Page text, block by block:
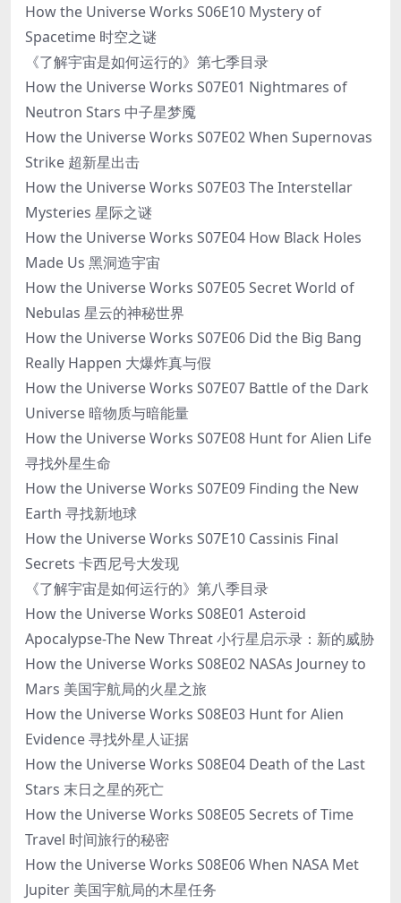
How the Universe Works S06E10 Mystery of
Spacetime 时空之谜
《了解宇宙是如何运行的》第七季目录
How the Universe Works S07E01 Nightmares of
Neutron Stars 中子星梦魇
How the Universe Works S07E02 When Supernovas
Strike 超新星出击
How the Universe Works S07E03 The Interstellar
Mysteries 星际之谜
How the Universe Works S07E04 How Black Holes
Made Us 黑洞造宇宙
How the Universe Works S07E05 Secret World of
Nebulas 星云的神秘世界
How the Universe Works S07E06 Did the Big Bang
Really Happen 大爆炸真与假
How the Universe Works S07E07 Battle of the Dark
Universe 暗物质与暗能量
How the Universe Works S07E08 Hunt for Alien Life
寻找外星生命
How the Universe Works S07E09 Finding the New
Earth 寻找新地球
How the Universe Works S07E10 Cassinis Final
Secrets 卡西尼号大发现
《了解宇宙是如何运行的》第八季目录
How the Universe Works S08E01 Asteroid
Apocalypse-The New Threat 小行星启示录：新的威胁
How the Universe Works S08E02 NASAs Journey to
Mars 美国宇航局的火星之旅
How the Universe Works S08E03 Hunt for Alien
Evidence 寻找外星人证据
How the Universe Works S08E04 Death of the Last
Stars 末日之星的死亡
How the Universe Works S08E05 Secrets of Time
Travel 时间旅行的秘密
How the Universe Works S08E06 When NASA Met
Jupiter 美国宇航局的木星任务